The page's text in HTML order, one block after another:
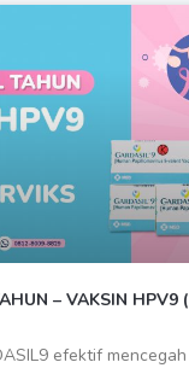
– VAKSIN HPV9
efektif